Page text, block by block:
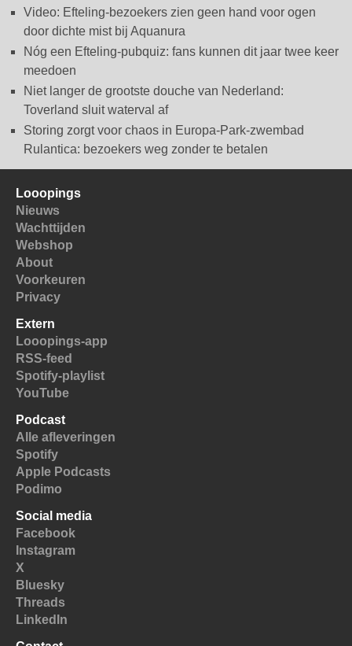
Video: Efteling-bezoekers zien geen hand voor ogen
door dichte mist bij Aquanura
Nóg een Efteling-pubquiz: fans kunnen dit jaar twee keer
meedoen
Niet langer de grootste douche van Nederland:
Toverland sluit waterval af
Storing zorgt voor chaos in Europa-Park-zwembad
Rulantica: bezoekers weg zonder te betalen
Looopings
Nieuws
Wachttijden
Webshop
About
Voorkeuren
Privacy
Extern
Looopings-app
RSS-feed
Spotify-playlist
YouTube
Podcast
Alle afleveringen
Spotify
Apple Podcasts
Podimo
Social media
Facebook
Instagram
X
Bluesky
Threads
LinkedIn